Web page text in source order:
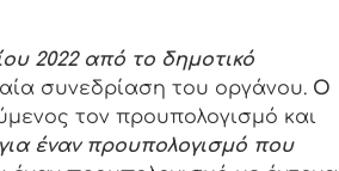
2022 από το δημοτικό
συνεδρίαση του οργάνου. Ο
τον προυπολογισμό και
έναν προυπολογισμό που